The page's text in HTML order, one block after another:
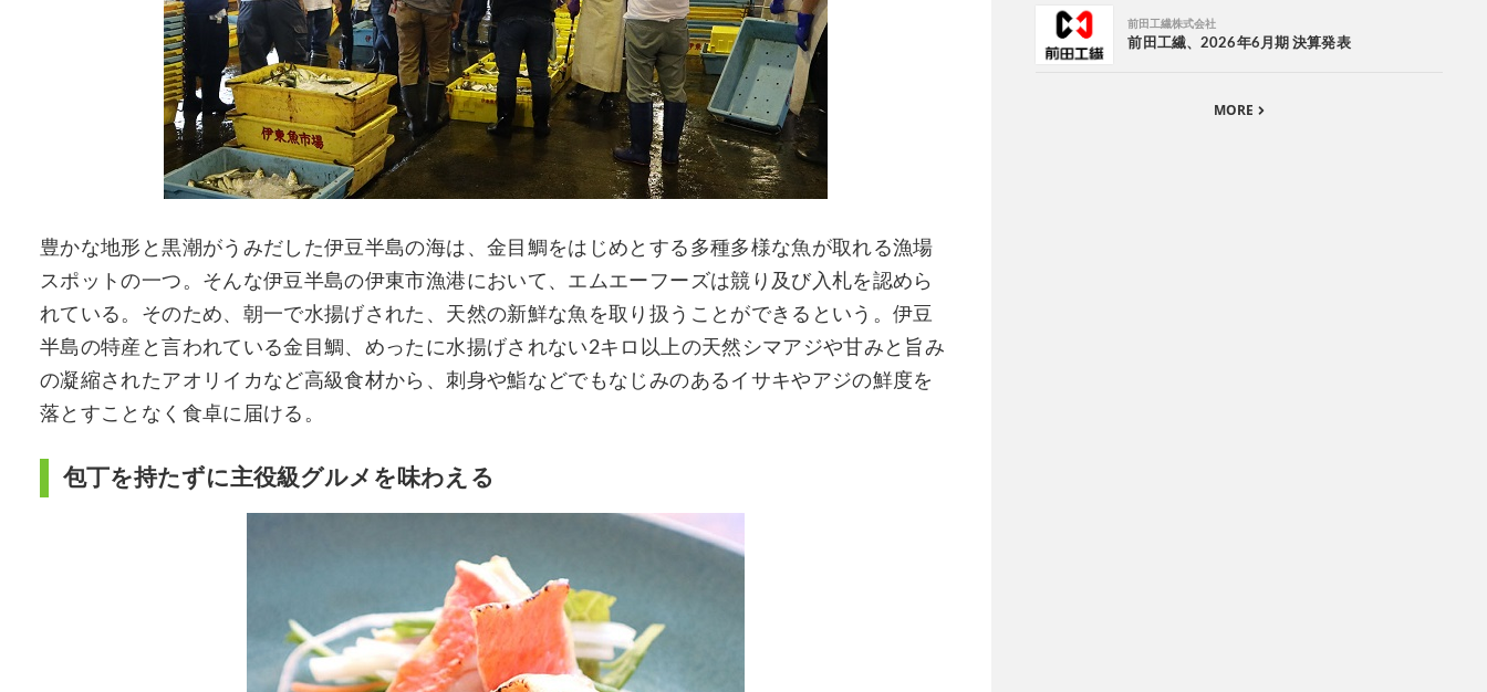
豊かな地形と黒潮がうみだした伊豆半島の海は、金目鯛をはじめとする多種多様な魚が取れる漁場
スポットの一つ。そんな伊豆半島の伊東市漁港において、エムエーフーズは競り及び入札を認めら
れている。そのため、朝一で水揚げされた、天然の新鮮な魚を取り扱うことができるという。伊豆
半島の特産と言われている金目鯛、めったに水揚げされない2キロ以上の天然シマアジや甘みと旨み
の凝縮されたアオリイカなど高級食材から、刺身や鮨などでもなじみのあるイサキやアジの鮮度を
落とすことなく食卓に届ける。
包丁を持たずに主役級グルメを味わえる
前田工繊株式会社
前田工繊、2026年6月期 決算発表
MORE